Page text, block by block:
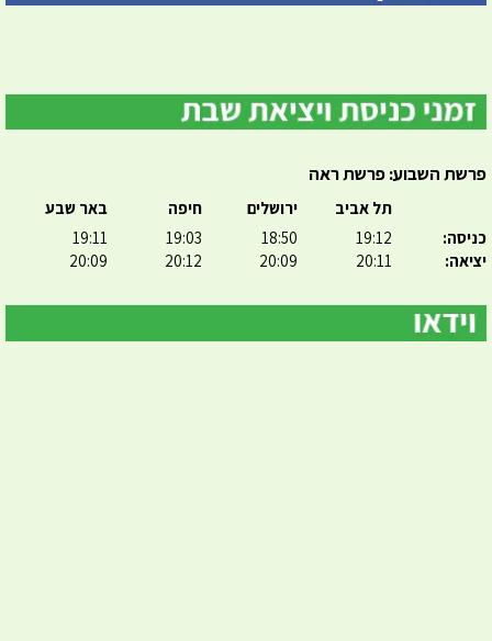
פרשת השבוע: פרשת ראה
כניסה:
יציאה:
תל אביב
19:12
20:11
ירושלים
18:50
20:09
חיפה
19:03
20:12
באר שבע
19:11
20:09